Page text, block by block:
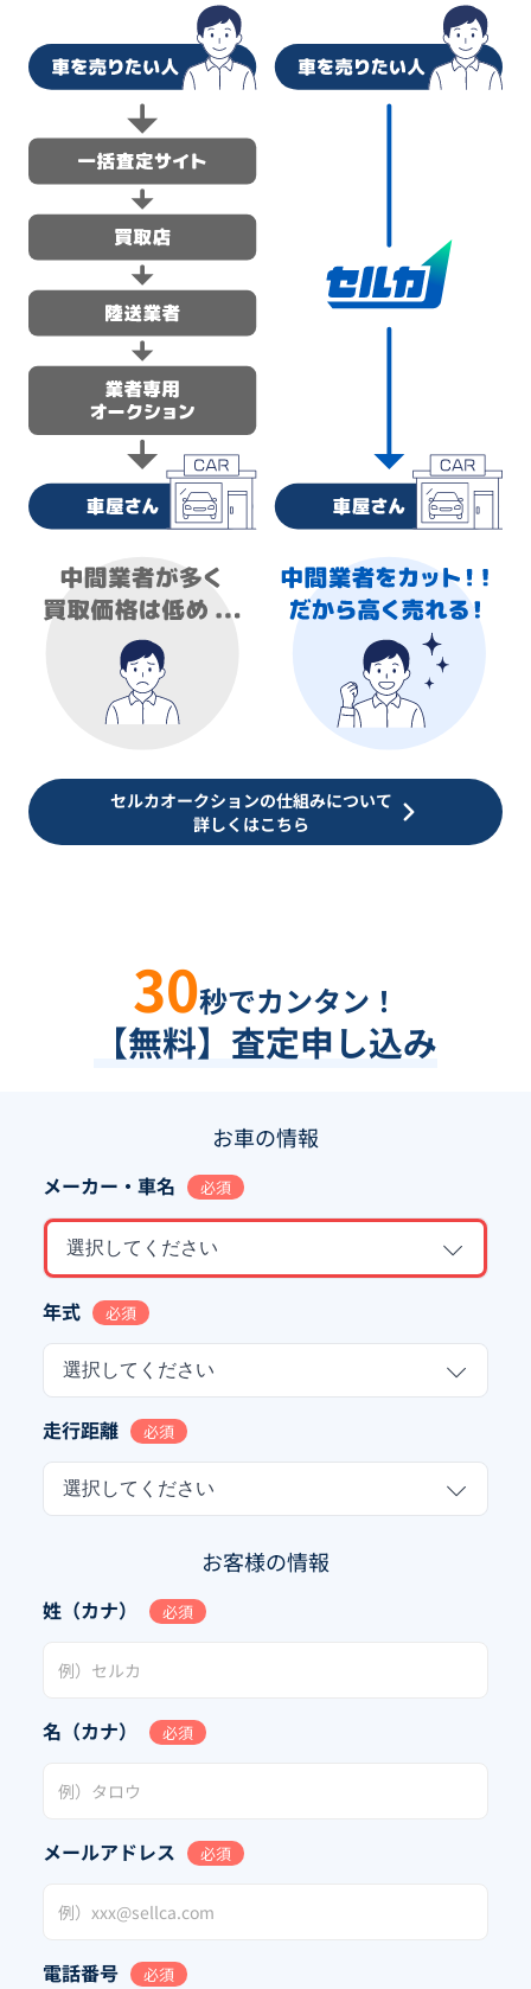
セルカオークションの仕組みについて
詳しくはこちら
30秒でカンタン！
【無料】査定申し込み
お車の情報
メーカー・車名 必須
選択してください
年式 必須
選択してください
走行距離 必須
選択してください
お客様の情報
姓（カナ） 必須
名（カナ） 必須
メールアドレス 必須
電話番号 必須